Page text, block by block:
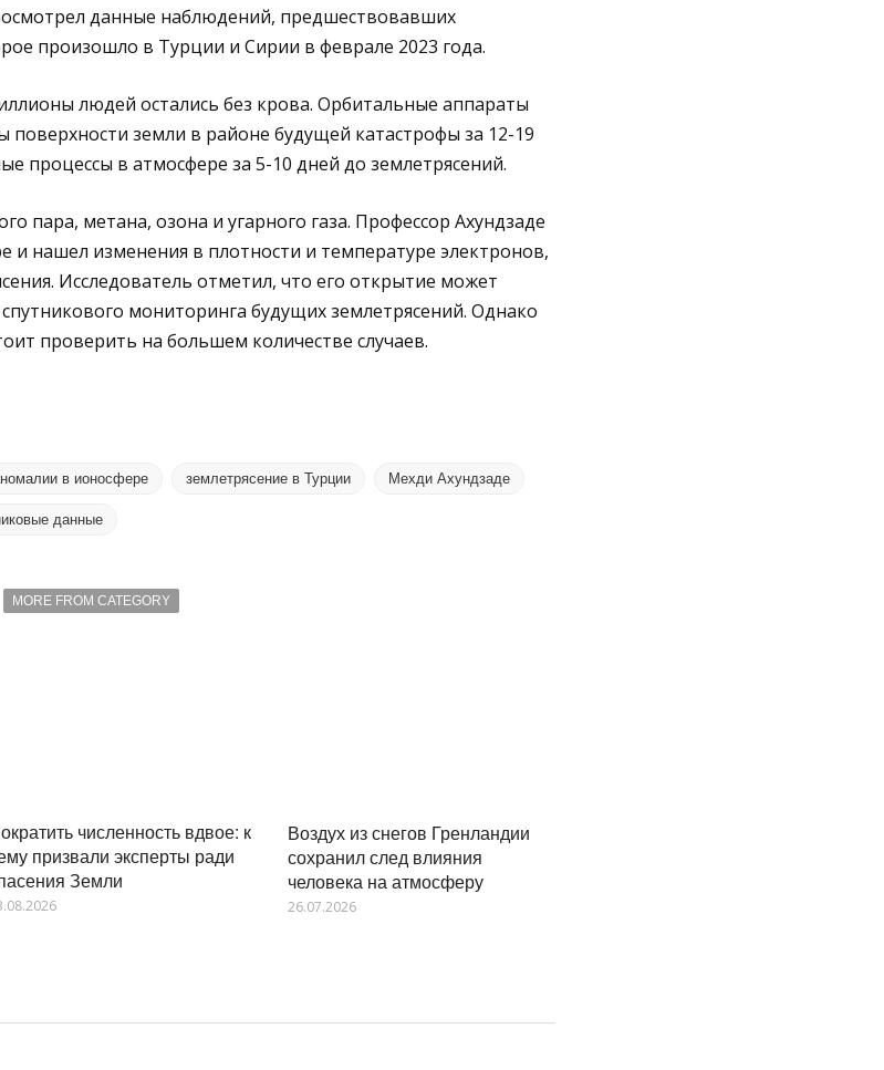
данные наблюдений, предшествовавших
произошло в Турции и Сирии в феврале 2023 года.
людей остались без крова. Орбитальные аппараты
земли в районе будущей катастрофы за 12-19
процессы в атмосфере за 5-10 дней до землетрясений.
пара, метана, озона и угарного газа. Профессор Ахундзаде
и нашел изменения в плотности и температуре электронов,
Исследователь отметил, что его открытие может
мониторинга будущих землетрясений. Однако
проверить на большем количестве случаев.
в ионосфере землетрясение в Турции Мехди Ахундзаде
данные
MORE FROM CATEGORY
численность вдвое: к
призвали эксперты ради
Земли
Воздух из снегов Гренландии
сохранил след влияния
человека на атмосферу
26.07.2026